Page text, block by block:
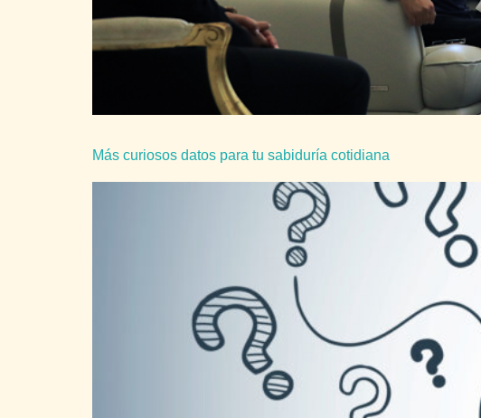
Más curiosos datos para tu sabiduría cotidiana